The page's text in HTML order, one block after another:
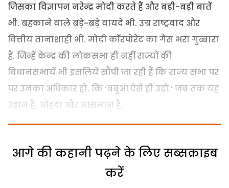
जिसका विज्ञापन नरेन्द्र मोदी करते हैं और बड़ी-बड़ी बातें
भी. बहकाने वाले बड़े-बड़े वायदे भी. उग्र राष्ट्रवाद और
वित्तीय तानाशाही भी. मोदी कॉरपोरेट का गैस भरा गुब्बारा
हैं. जिन्हें केन्द्र की लोकसभा ही नहीं राज्यों की
विधानसभायें भी इसलिये सौंपी जा रही हैं कि राज्य सभा पर
पर उनका अधिकार हो. कि ‘बबुआ ऐसे ही उड़ो.’ जब तक यह
उड़ान है, ओहदा और आसमान है.
आगे की कहानी पढ़ने के लिए सब्सक्राइब
करें